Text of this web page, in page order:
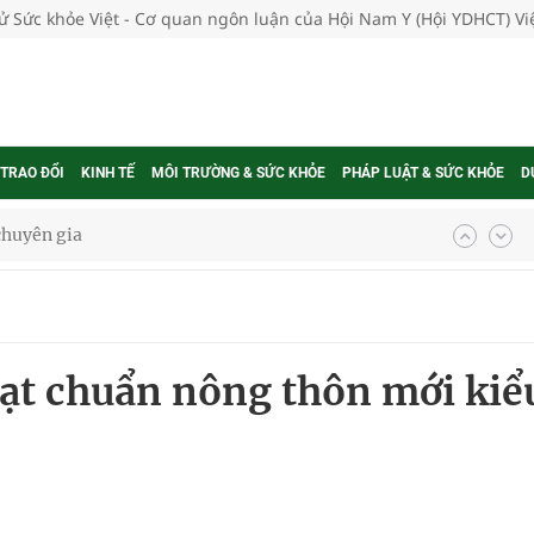
Sức khỏe Việt - Cơ quan ngôn luận của Hội Nam Y (Hội YDHCT)
ĐỔI KINH TẾ MÔI TRƯỜNG & SỨC KHỎE PHÁP LUẬT & SỨC KHỎE
gia
ung thư
Của Các Loài Nhân Sâm (Panax Spp.): Tổng
chuẩn nông thôn mới